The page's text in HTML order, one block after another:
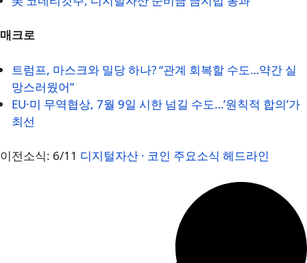
매크로
트럼프, 마스크와 밀당 하나? “관계 회복할 수도…약간 실
망스러웠어”
EU·미 무역협상, 7월 9일 시한 넘길 수도…’원칙적 합의’가
최선
이전소식: 6/11 디지털자산 · 코인 주요소식 헤드라인